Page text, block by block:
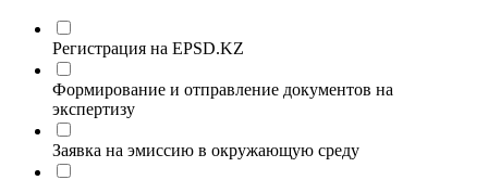
Регистрация на EPSD.KZ
Формирование и отправление документов на
экспертизу
Заявка на эмиссию в окружающую среду